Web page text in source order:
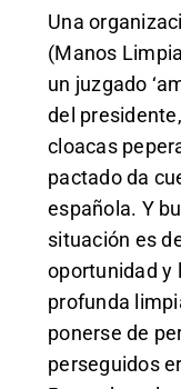
Una
(Manos
un juzgado
del
cloacas
pactado da
española. Y
situación es
oportunidad y
profunda
ponerse de
perseguidos